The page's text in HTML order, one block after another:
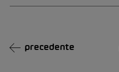
precedente